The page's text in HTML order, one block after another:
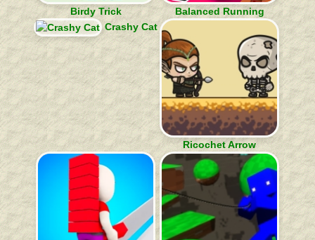
Birdy Trick
Balanced Running
Crashy Cat
Ricochet Arrow